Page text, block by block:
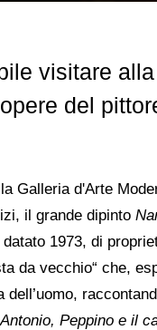
visitare
del
Galleria d'Arte
il grande dipinto
datato 1973, di
da vecchio“ che,
Antonio, Peppino e il